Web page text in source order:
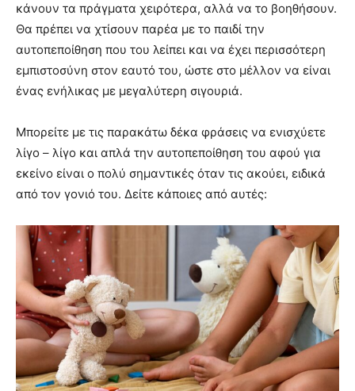
κάνουν τα πράγματα χειρότερα, αλλά να το βοηθήσουν.
Θα πρέπει να χτίσουν παρέα με το παιδί την
αυτοπεποίθηση που του λείπει και να έχει περισσότερη
εμπιστοσύνη στον εαυτό του, ώστε στο μέλλον να είναι
ένας ενήλικας με μεγαλύτερη σιγουριά.
Μπορείτε με τις παρακάτω δέκα φράσεις να ενισχύετε
λίγο – λίγο και απλά την αυτοπεποίθηση του αφού για
εκείνο είναι ο πολύ σημαντικές όταν τις ακούει, ειδικά
από τον γονιό του. Δείτε κάποιες από αυτές: